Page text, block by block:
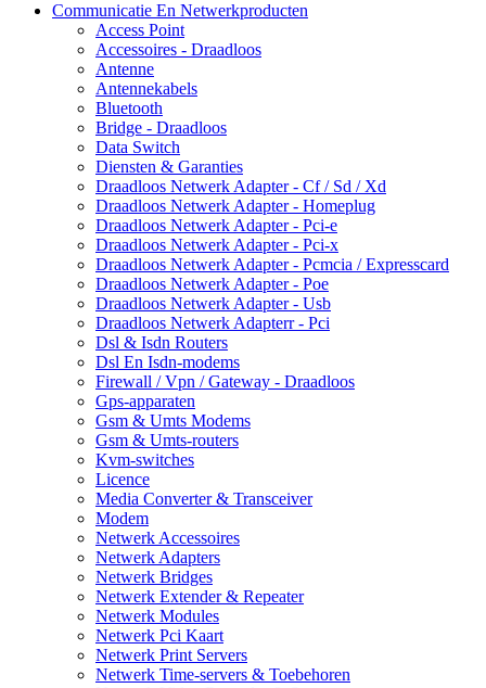
Communicatie En Netwerkproducten
Access Point
Accessoires - Draadloos
Antenne
Antennekabels
Bluetooth
Bridge - Draadloos
Data Switch
Diensten & Garanties
Draadloos Netwerk Adapter - Cf / Sd / Xd
Draadloos Netwerk Adapter - Homeplug
Draadloos Netwerk Adapter - Pci-e
Draadloos Netwerk Adapter - Pci-x
Draadloos Netwerk Adapter - Pcmcia / Expresscard
Draadloos Netwerk Adapter - Poe
Draadloos Netwerk Adapter - Usb
Draadloos Netwerk Adapterr - Pci
Dsl & Isdn Routers
Dsl En Isdn-modems
Firewall / Vpn / Gateway - Draadloos
Gps-apparaten
Gsm & Umts Modems
Gsm & Umts-routers
Kvm-switches
Licence
Media Converter & Transceiver
Modem
Netwerk Accessoires
Netwerk Adapters
Netwerk Bridges
Netwerk Extender & Repeater
Netwerk Modules
Netwerk Pci Kaart
Netwerk Print Servers
Netwerk Time-servers & Toebehoren